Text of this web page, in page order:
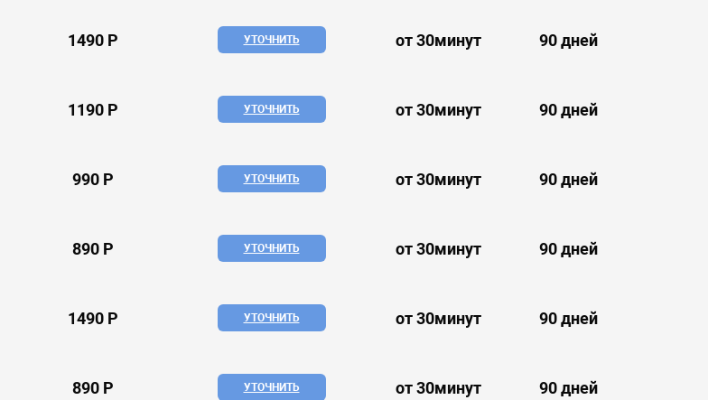
1490 Р УТОЧНИТЬ от 30минут 90 дней
1190 Р УТОЧНИТЬ от 30минут 90 дней
990 Р УТОЧНИТЬ от 30минут 90 дней
890 Р УТОЧНИТЬ от 30минут 90 дней
1490 Р УТОЧНИТЬ от 30минут 90 дней
890 Р УТОЧНИТЬ от 30минут 90 дней